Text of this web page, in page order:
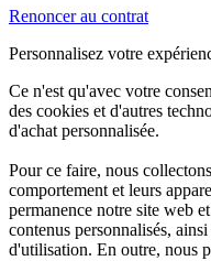
Renoncer au contrat
Personnalisez votre
Ce n'est qu'avec votre
des cookies et d'autres
d'achat personnalisée.
Pour ce faire, nous
comportement et leurs
permanence notre site web
contenus personnalisés,
d'utilisation. En outre, nous